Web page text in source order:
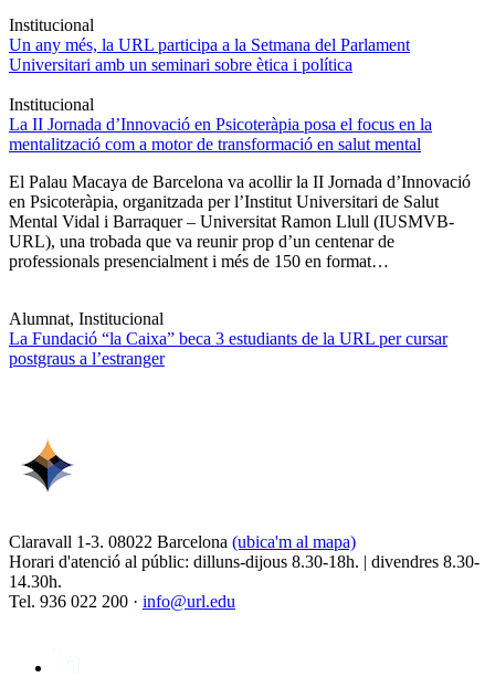
Institucional
Un any més, la URL participa a la Setmana del Parlament
Universitari amb un seminari sobre ètica i política
Institucional
La II Jornada d’Innovació en Psicoteràpia posa el focus en la
mentalització com a motor de transformació en salut mental
El Palau Macaya de Barcelona va acollir la II Jornada d’Innovació
en Psicoteràpia, organitzada per l’Institut Universitari de Salut
Mental Vidal i Barraquer – Universitat Ramon Llull (IUSMVB-
URL), una trobada que va reunir prop d’un centenar de
professionals presencialment i més de 150 en format…
Alumnat, Institucional
La Fundació “la Caixa” beca 3 estudiants de la URL per cursar
postgraus a l’estranger
Claravall 1-3. 08022 Barcelona (ubica'm al mapa)
Horari d'atenció al públic: dilluns-dijous 8.30-18h. | divendres 8.30-
14.30h.
Tel. 936 022 200 · info@url.edu